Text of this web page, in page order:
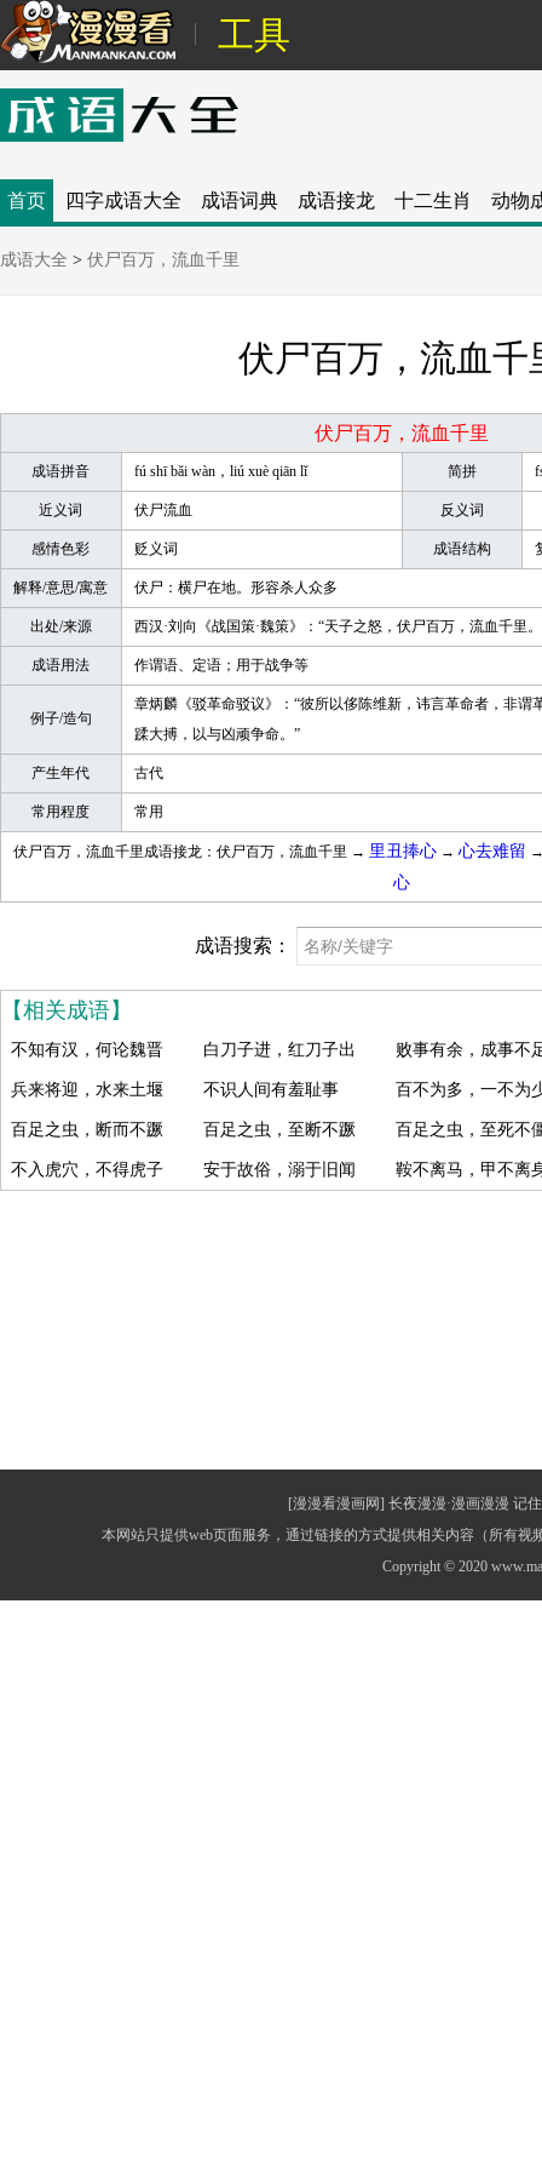
工具
首页 四字成语大全 成语词典 成语接龙 十二生肖 动物
成语大全 > 伏尸百万，流血千里
伏尸百万，流血千
伏尸百万，流血千里
成语拼音 fú shī bǎi wàn，liú xuè qiān lǐ 简拼
近义词 伏尸流血 反义词
感情色彩 贬义词 成语结构
解释/意思/寓意 伏尸：横尸在地。形容杀人众多
出处/来源 西汉·刘向《战国策·魏策》：“天子之怒，伏尸百万，流血千里
成语用法 作谓语、定语；用于战争等
例子/造句
章炳麟《驳革命驳议》：“彼所以侈陈维新，讳言革命者，非谓
蹂大搏，以与凶顽争命。”
产生年代 古代
常用程度 常用
伏尸百万，流血千里成语接龙：伏尸百万，流血千里 → 里丑捧心 → 心去难留
心
成语搜索：
【相关成语】
不知有汉，何论魏晋 白刀子进，红刀子出 败事有余，成事不
兵来将迎，水来土堰 不识人间有羞耻事 百不为多，一不为
百足之虫，断而不蹶 百足之虫，至断不蹶 百足之虫，至死不
不入虎穴，不得虎子 安于故俗，溺于旧闻 鞍不离马，甲不离
[漫漫看漫画网] 长夜漫漫·漫画漫漫 记
本网站只提供web页面服务，通过链接的方式提供相关内容（所有
Copyright © 2020